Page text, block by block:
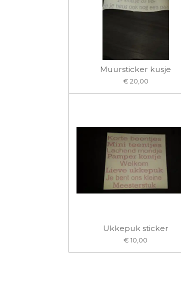
Muursticker kusje
€ 20,00
Ukkepuk sticker
€ 10,00